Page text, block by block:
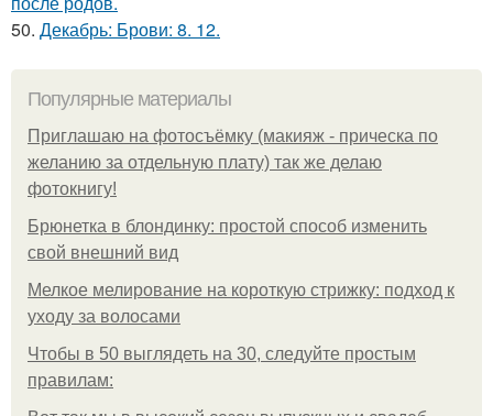
50. Декабрь: Брови: 8. 12.
Популярные материалы
Приглашаю на фотосъёмку (макияж - прическа по
желанию за отдельную плату) так же делаю
фотокнигу!
Брюнетка в блондинку: простой способ изменить
свой внешний вид
Мелкое мелирование на короткую стрижку: подход к
уходу за волосами
Чтобы в 50 выглядеть на 30, следуйте простым
правилам: